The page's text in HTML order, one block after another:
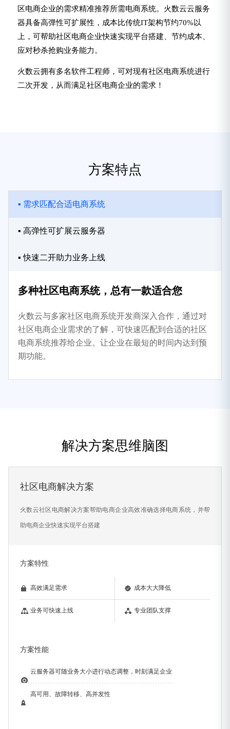
区电商企业的需求精准推荐所需电商系统。火数云云服务
器具备高弹性可扩展性，成本比传统IT架构节约70%以
上，可帮助社区电商企业快速实现平台搭建、节约成本、
应对秒杀抢购业务能力。
火数云拥有多名软件工程师，可对现有社区电商系统进行
二次开发，从而满足社区电商企业的需求！
方案特点
▪ 需求匹配合适电商系统
▪ 高弹性可扩展云服务器
▪ 快速二开助力业务上线
多种社区电商系统，总有一款适合您
火数云与多家社区电商系统开发商深入合作，通过对
社区电商企业需求的了解，可快速匹配到合适的社区
电商系统推荐给企业。让企业在最短的时间内达到预
期功能。
解决方案思维脑图
社区电商解决方案
火数云社区电商解决方案帮助电商企业高效准确选择电商系统，并帮
助电商企业快速实现平台搭建
方案特性
高效满足需求 成本大大降低
业务可快速上线 专业团队支撑
方案性能
云服务器可随业务大小进行动态调整，时刻满足企业
高可用、故障转移、高并发性